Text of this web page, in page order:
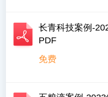
长青科技案例-
PDF
免费